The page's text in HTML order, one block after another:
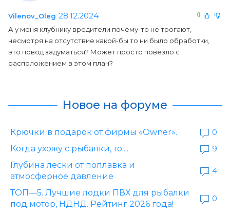
0
Vilenov_Oleg 28.12.2024
А у меня клубнику вредители почему-то не трогают,
несмотря на отсутствие какой-бы то ни было обработки,
это повод задуматься? Может просто повезло с
расположением в этом план?
Новое на форуме
Крючки в подарок от фирмы «Owner».
0
Когда ухожу с рыбалки, то....
9
Глубина лески от поплавка и
атмосферное давление
4
ТОП—5. Лучшие лодки ПВХ для рыбалки
под мотор, НДНД. Рейтинг 2026 года!
0